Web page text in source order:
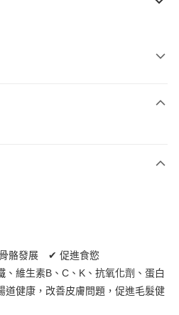
華泰商業銀行
遠東國際商業銀行
永豐商業銀行
骼發展 ✔ 促進食慾
、維生素B、C、K、抗氧化劑、蛋白
道健康，改善皮膚問題，促進毛髮健